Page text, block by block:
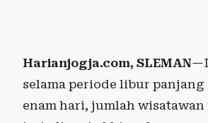
Harianjogja.com, SLEMAN
selama periode libur
enam hari, jumlah